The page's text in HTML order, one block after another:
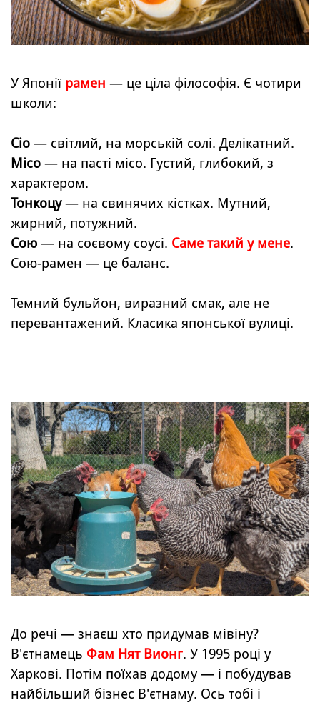
У Японії рамен — це ціла філософія. Є чотири
школи:
Сіо — світлий, на морській солі. Делікатний.
Місо — на пасті місо. Густий, глибокий, з
характером.
Тонкоцу— на свинячих кістках. Мутний,
жирний, потужний.
Сою — на соєвому соусі. Саме такий у мене.
Сою-рамен — це баланс.
Темний бульйон, виразний смак, але не
перевантажений. Класика японської вулиці.
До речі — знаєш хто придумав мівіну?
В'єтнамець Фам Нят Вионг. У 1995 році у
Харкові. Потім поїхав додому — і побудував
найбільший бізнес В'єтнаму. Ось тобі і